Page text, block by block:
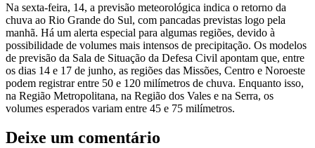
Na sexta-feira, 14, a previsão meteorológica indica o retorno da
chuva ao Rio Grande do Sul, com pancadas previstas logo pela
manhã. Há um alerta especial para algumas regiões, devido à
possibilidade de volumes mais intensos de precipitação. Os modelos
de previsão da Sala de Situação da Defesa Civil apontam que, entre
os dias 14 e 17 de junho, as regiões das Missões, Centro e Noroeste
podem registrar entre 50 e 120 milímetros de chuva. Enquanto isso,
na Região Metropolitana, na Região dos Vales e na Serra, os
volumes esperados variam entre 45 e 75 milímetros.
Deixe um comentário